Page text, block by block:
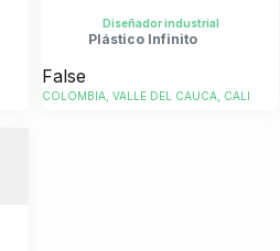
Diseñador industrial
Plástico Infinito
False
COLOMBIA, VALLE DEL CAUCA, CALI